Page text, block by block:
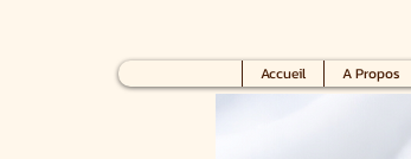
Accueil A Propos